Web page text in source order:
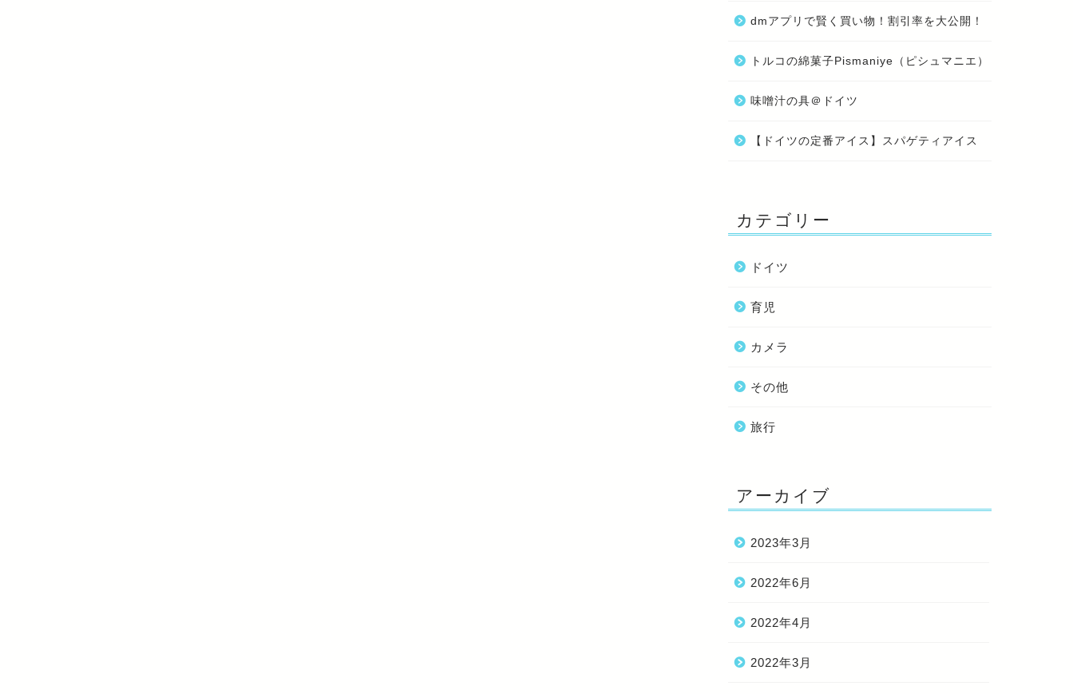
dmアプリで賢く買い物！割引率を大公開！
トルコの綿菓子Pismaniye（ピシュマニエ）
味噌汁の具＠ドイツ
【ドイツの定番アイス】スパゲティアイス
カテゴリー
ドイツ
育児
カメラ
その他
旅行
アーカイブ
2023年3月
2022年6月
2022年4月
2022年3月